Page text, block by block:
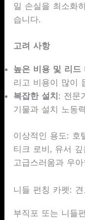
일 손실을 최소화
습니다.
고려 사항
높은 비용 및 리드
리고 비용이 많이
복잡한 설치: 전문
기물과 설치 노동
이상적인 용도: 호
티크 로비, 유서
고급스러움과 우
니들 펀칭 카펫:
부직포 또는 니들